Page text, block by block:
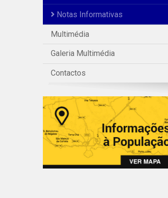
Notas Informativas
Multimédia
Galeria Multimédia
Contactos